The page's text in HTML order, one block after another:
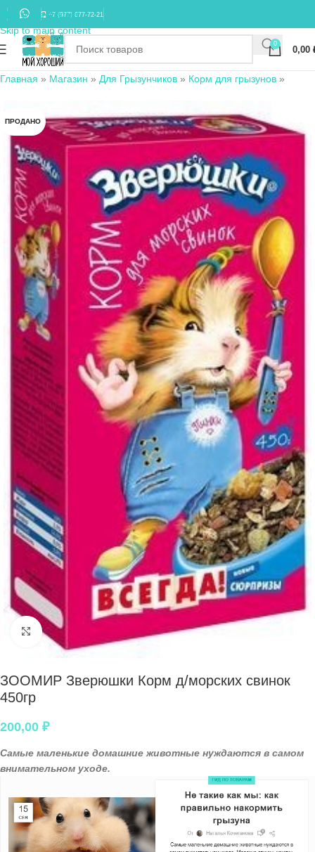
Skip to navigation
Skip to main content
+7 (977) 677-72-21
0
0,00
Главная » Магазин » Для Грызунчиков » Корм для грызунов »
ПРОДАНО
Нажмите, чтобы увеличить
ЗООМИР Зверюшки Корм д/морских свинок
450гр
200,00 ₽
Самые маленькие домашние животные нуждаются в самом
внимательном уходе.